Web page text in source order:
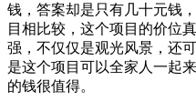
钱，答案却是只有几十元钱
目相比较，这个项目的价位
强，不仅仅是观光风景，还
是这个项目可以全家人一起
的钱很值得。